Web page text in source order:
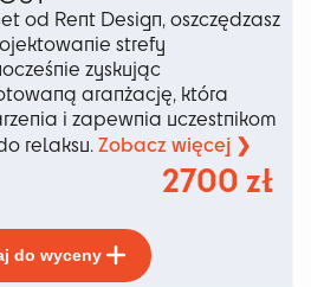
od Rent Design, oszczędzasz
strefy
zyskując
aranżację, która
i zapewnia uczestnikom
relaksu. Zobacz więcej ❯
2700 zł
do wyceny
produkt